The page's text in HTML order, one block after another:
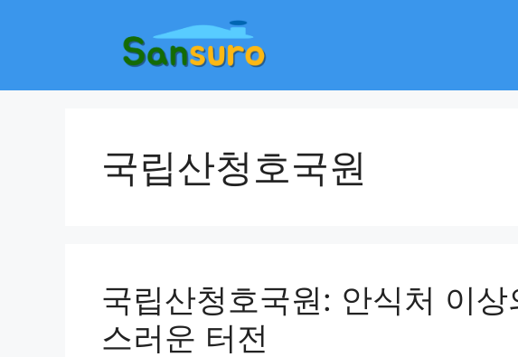
국립산청호국원
국립산청호국원: 안식처 이
스러운 터전